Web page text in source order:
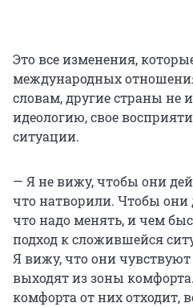
Это все изменения,
международных
словам, другие страны не
идеологию, свое
ситуации.
— Я не вижу, чтобы они
что натворили. Чтобы они
что надо менять, и чем
подход к сложившейся
Я вижу, что они чувствуют
выходят из зоны
комфорта от них отходит,